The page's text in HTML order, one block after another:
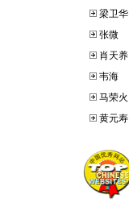
梁卫华
张微
肖天养
韦海
马荣火
黄元寿